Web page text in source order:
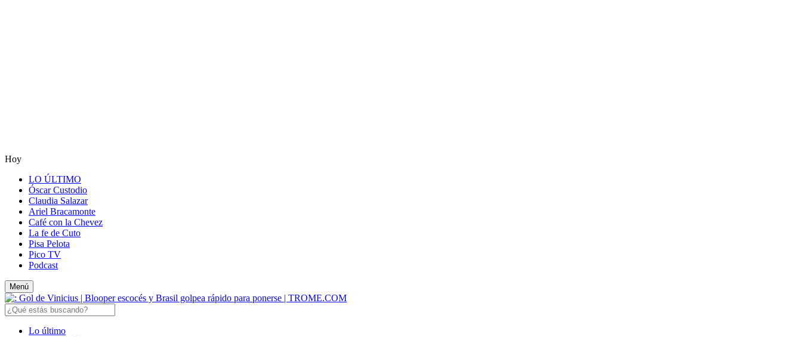
Hoy
LO ÚLTIMO
Óscar Custodio
Claudia Salazar
Ariel Bracamonte
Café con la Chevez
La fe de Cuto
Pisa Pelota
Pico TV
Podcast
Menú
Lo último